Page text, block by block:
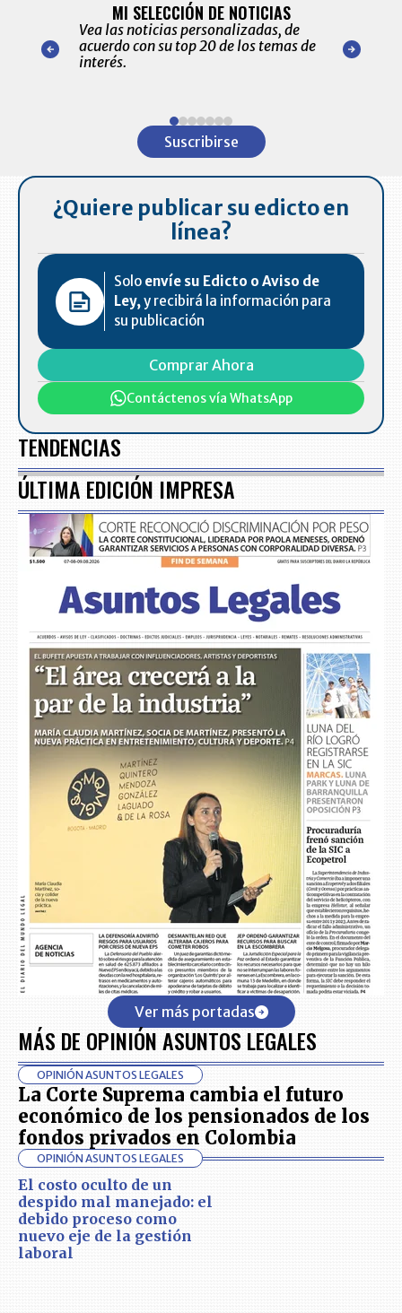
nuestro
para
MI SELECCIÓN DE NOTICIAS
Vea las noticias personalizadas, de
acuerdo con su top 20 de los temas de
interés.
de las
Suscribirse
¿Quiere publicar su edicto en
línea?
Solo envíe su Edicto o Aviso de
Ley,y recibirá la información para
su publicación
Comprar Ahora
Contáctenos vía WhatsApp
TENDENCIAS
ÚLTIMA EDICIÓN IMPRESA
Ver más portadas
MÁS DE OPINIÓN ASUNTOS LEGALES
OPINIÓN ASUNTOS LEGALES
La Corte Suprema cambia el futuro
económico de los pensionados de los
fondos privados en Colombia
OPINIÓN ASUNTOS LEGALES
El costo oculto de un
despido mal manejado: el
debido proceso como
nuevo eje de la gestión
laboral